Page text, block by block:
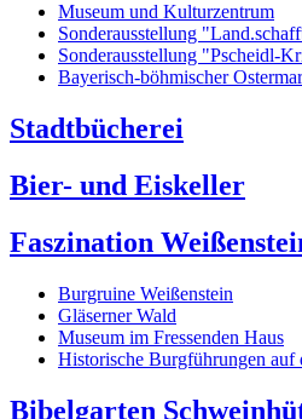
Museum und Kulturzentrum
Sonderausstellung
Sonderausstellung "Pscheidl-
Bayerisch-böhmischer
Stadtbücherei
Bier- und Eiskeller
Faszination
Burgruine Weißenstein
Gläserner Wald
Museum im Fressenden Haus
Historische Burgführungen auf
Bibelgarten